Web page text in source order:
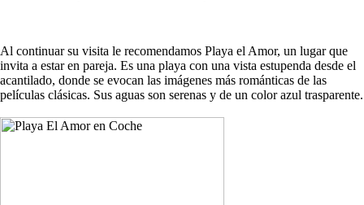
Al continuar su visita le recomendamos Playa el Amor, un lugar que
invita a estar en pareja. Es una playa con una vista estupenda desde el
acantilado, donde se evocan las imágenes más románticas de las
películas clásicas. Sus aguas son serenas y de un color azul trasparente.